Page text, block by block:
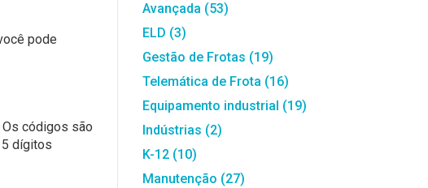
pode
códigos são
5 dígitos
Avançada (53)
ELD (3)
Gestão de Frotas (19)
Telemática de Frota (16)
Equipamento industrial (19)
Indústrias (2)
K-12 (10)
Manutenção (27)